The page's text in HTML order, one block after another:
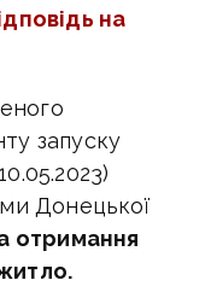
на
запуску
Донецької
отримання